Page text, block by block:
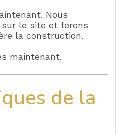
Nous
sur le site et ferons
la construction.
maintenant.
de la